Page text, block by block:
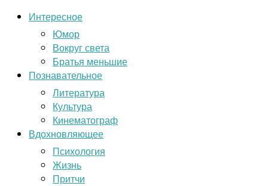
Интересное
Юмор
Вокруг света
Братья меньшие
Познавательное
Литература
Культура
Кинематограф
Вдохновляющее
Психология
Жизнь
Притчи